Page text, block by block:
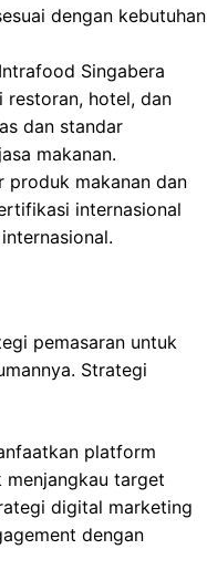
dengan kebutuhan
Singabera
restoran, hotel, dan
dan standar
makanan.
produk makanan dan
internasional
pemasaran untuk
Strategi
platform
target
digital marketing
dengan